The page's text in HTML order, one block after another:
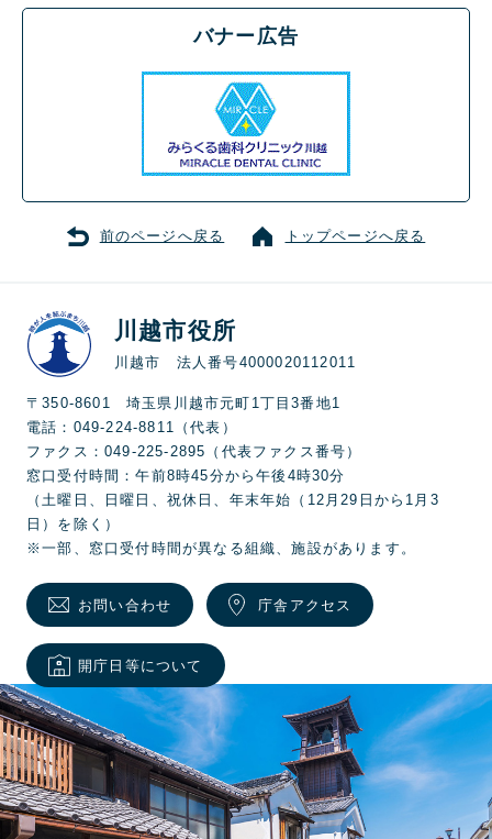
バナー広告
前のページへ戻る トップページへ戻る
川越市役所
川越市 法人番号4000020112011
〒350-8601 埼玉県川越市元町1丁目3番地1
電話：049-224-8811（代表）
ファクス：049-225-2895（代表ファクス番号）
窓口受付時間：午前8時45分から午後4時30分
（土曜日、日曜日、祝休日、年末年始（12月29日から1月3
日）を除く）
※一部、窓口受付時間が異なる組織、施設があります。
お問い合わせ 庁舎アクセス
開庁日等について